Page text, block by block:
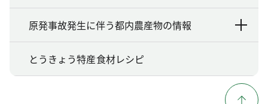
原発事故発生に伴う都内農産物の情報
とうきょう特産食材レシピ